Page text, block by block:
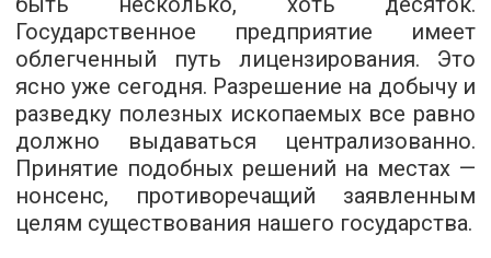
Государственное предприятие имеет
облегченный путь лицензирования. Это
ясно уже сегодня. Разрешение на добычу и
разведку полезных ископаемых все равно
должно выдаваться централизованно.
Принятие подобных решений на местах —
нонсенс, противоречащий заявленным
целям существования нашего государства.